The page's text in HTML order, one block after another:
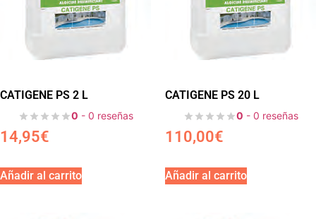
CATIGENE PS 2 L
0 - 0 reseñas
14,95€
Añadir al carrito
CATIGENE PS 20 L
0 - 0 reseñas
110,00€
Añadir al carrito